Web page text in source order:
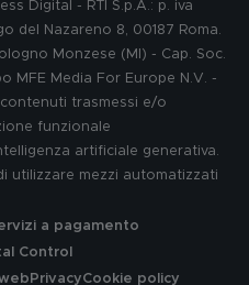
Digital - RTI S.p.A.: p. iva
del Nazareno 8, 00187 Roma.
Monzese (MI) - Cap. Soc.
MFE Media For Europe N.V. -
trasmessi e/o
funzionale
artificiale generativa.
utilizzare mezzi automatizzati
a pagamento
Control
PrivacyCookie policy